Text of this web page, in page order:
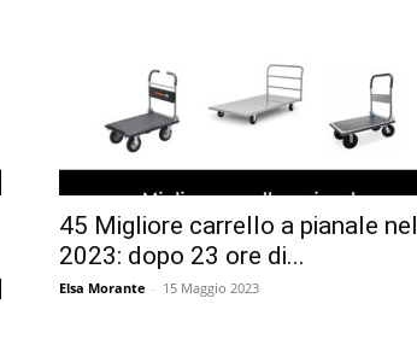
45 Migliore carrello a pianale nel
2023: dopo 23 ore di...
Elsa Morante - 15 Maggio 2023